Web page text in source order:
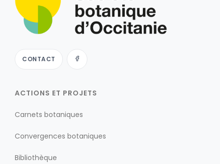
CONTACT
ACTIONS ET PROJETS
Carnets botaniques
Convergences botaniques
Bibliothèque